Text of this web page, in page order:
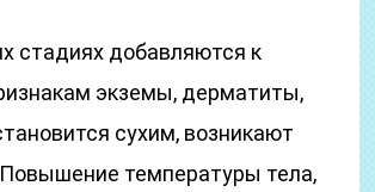
стадиях добавляются к
экземы, дерматиты,
сухим, возникают
температуры тела,